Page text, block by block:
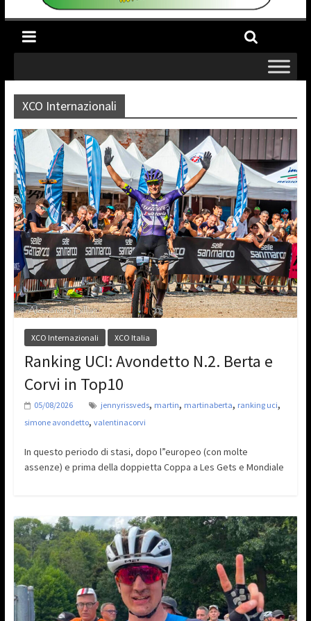
XCO Internazionali
XCO Internazionali XCO Italia
Ranking UCI: Avondetto N.2. Berta e
Corvi in Top10
05/08/2026 jennyrissveds, martin, martinaberta, ranking uci,
simone avondetto, valentinacorvi
In questo periodo di stasi, dopo l”europeo (con molte
assenze) e prima della doppietta Coppa a Les Gets e Mondiale